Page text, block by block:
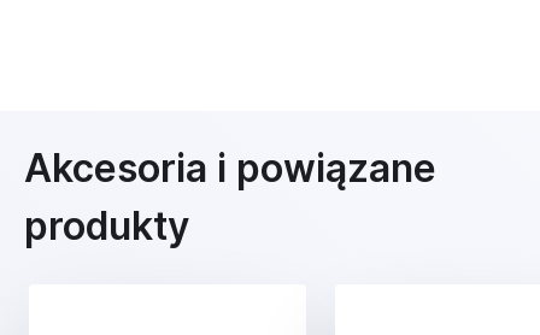
Akcesoria i powiązane
produkty